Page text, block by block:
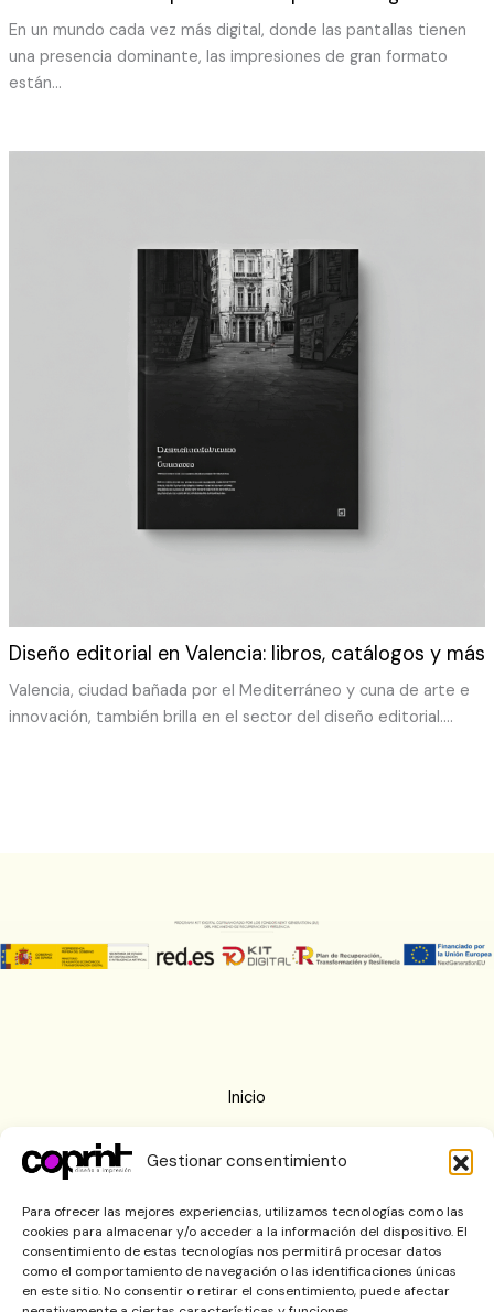
Gestionar consentimiento
Para ofrecer las mejores experiencias, utilizamos tecnologías como las
cookies para almacenar y/o acceder a la información del dispositivo. El
consentimiento de estas tecnologías nos permitirá procesar datos
como el comportamiento de navegación o las identificaciones únicas
en este sitio. No consentir o retirar el consentimiento, puede afectar
En un mundo cada vez más digital, donde las pantallas tienen
una presencia dominante, las impresiones de gran formato
están…
Diseño editorial en Valencia: libros, catálogos y más
Valencia, ciudad bañada por el Mediterráneo y cuna de arte e
innovación, también brilla en el sector del diseño editorial.…
Inicio
Imprenta
Blog
Contactar